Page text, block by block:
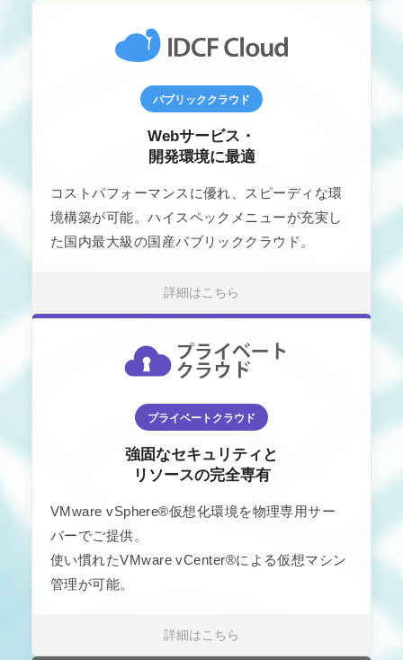
パブリッククラウド
Webサービス・
開発環境に最適
コストパフォーマンスに優れ、スピーディな環
境構築が可能。ハイスペックメニューが充実し
た国内最大級の国産パブリッククラウド。
詳細はこちら
プライベートクラウド
強固なセキュリティと
リソースの完全専有
VMware vSphere®仮想化環境を物理専用サー
バーでご提供。
使い慣れたVMware vCenter®による仮想マシン
管理が可能。
詳細はこちら